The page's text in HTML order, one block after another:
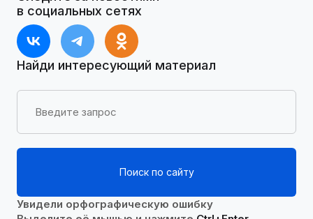
в социальных сетях
Найди интересующий материал
Поиск по сайту
Увидели орфографическую ошибку